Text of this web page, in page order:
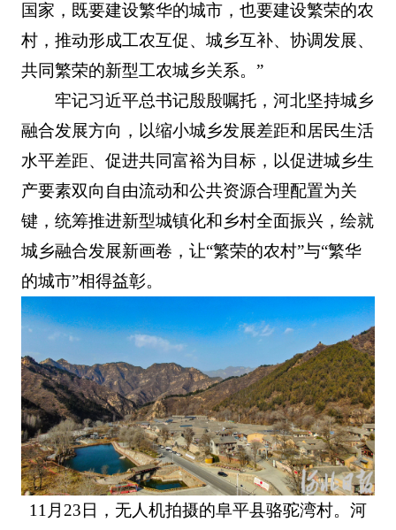
国家，既要建设繁华的城市，也要建设繁荣的农
村，推动形成工农互促、城乡互补、协调发展、
共同繁荣的新型工农城乡关系。”
牢记习近平总书记殷殷嘱托，河北坚持城乡
融合发展方向，以缩小城乡发展差距和居民生活
水平差距、促进共同富裕为目标，以促进城乡生
产要素双向自由流动和公共资源合理配置为关
键，统筹推进新型城镇化和乡村全面振兴，绘就
城乡融合发展新画卷，让“繁荣的农村”与“繁华
的城市”相得益彰。
11月23日，无人机拍摄的阜平县骆驼湾村。河